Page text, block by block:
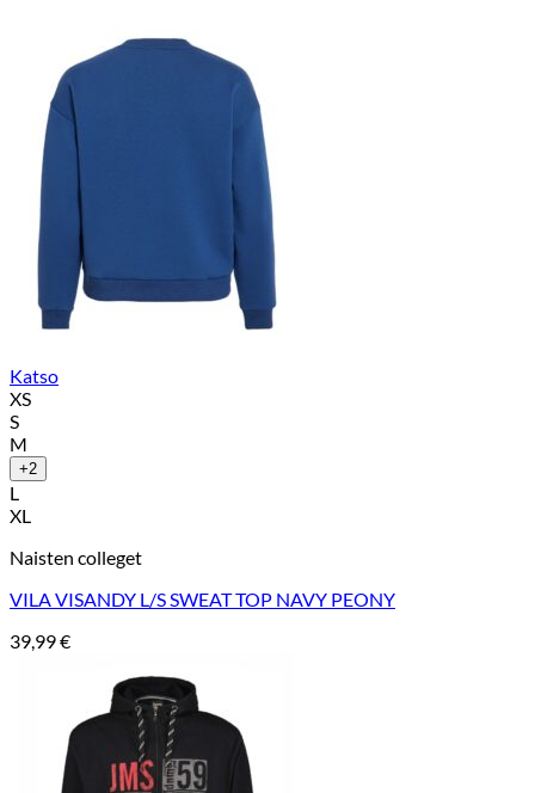
Katso
XS
S
M
+2
L
XL
Naisten colleget
VILA VISANDY L/S SWEAT TOP NAVY PEONY
39,99€